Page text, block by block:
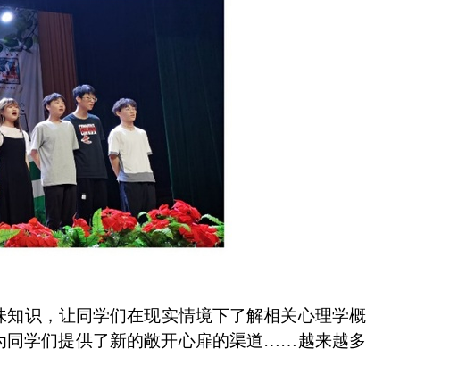
知识，让同学们在现实情境下了解相关心理学概
同学们提供了新的敞开心扉的渠道……越来越多